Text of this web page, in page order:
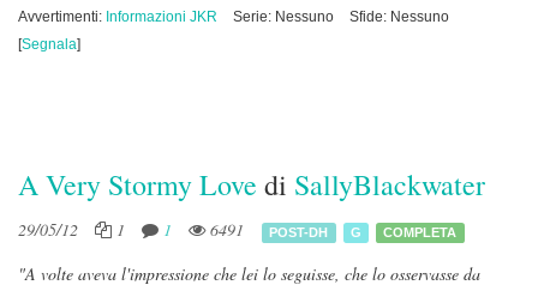
Avvertimenti: Informazioni JKR Serie: Nessuno
Sfide: Nessuno
[Segnala]
A Very Stormy Love di SallyBlackwater
29/05/12 1 1 6491 POST-DH G COMPLETA
"A volte aveva l'impressione che lei lo seguisse, che lo osservasse da